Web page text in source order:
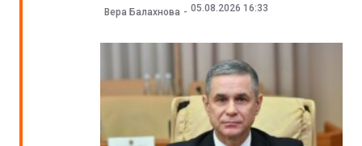
Вера Балахнова 05.08.2026 16:33